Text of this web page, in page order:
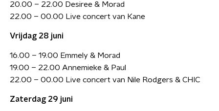
20.00 – 22.00 Desiree & Morad
22.00 – 00.00 Live concert van Kane
Vrijdag 28 juni
16.00 – 19.00 Emmely & Morad
19.00 – 22.00 Annemieke & Paul
22.00 – 00.00 Live concert van Nile Rodgers & CHIC
Zaterdag 29 juni